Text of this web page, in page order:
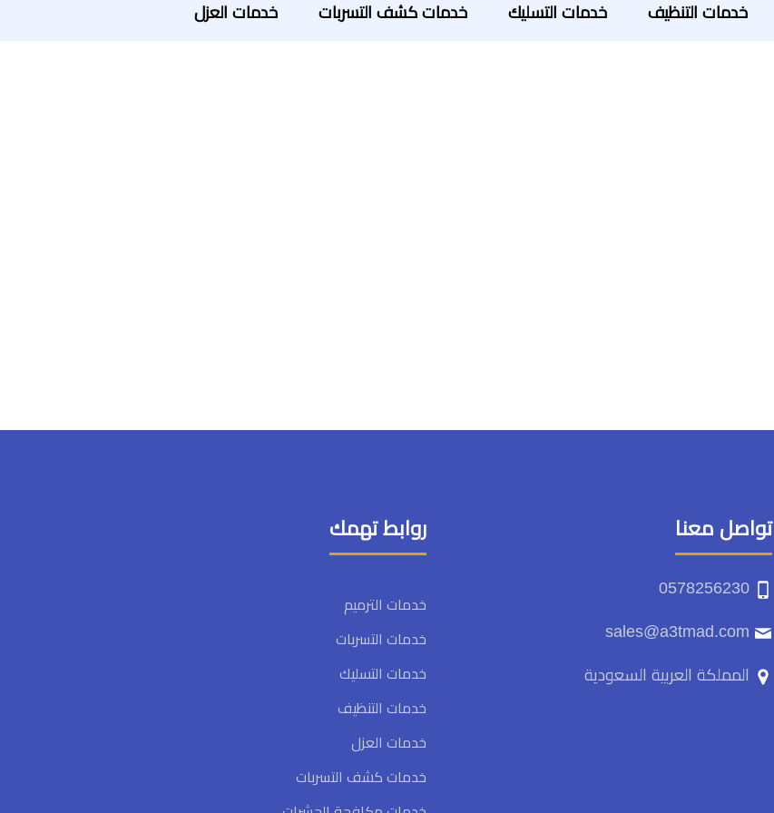
خدمات التنظيف خدمات التسليك خدمات كشف التسربات خدمات العزل
تواصل معنا
المملكة العربية السعودية
روابط تهمك
خدمات الترميم
خدمات التسربات
خدمات التسليك
خدمات التنظيف
خدمات العزل
خدمات كشف التسربات